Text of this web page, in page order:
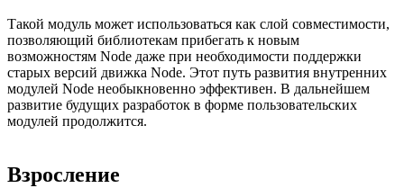
Такой модуль может использоваться как слой совместимости,
позволяющий библиотекам прибегать к новым
возможностям Node даже при необходимости поддержки
старых версий движка Node. Этот путь развития внутренних
модулей Node необыкновенно эффективен. В дальнейшем
развитие будущих разработок в форме пользовательских
модулей продолжится.
Взросление